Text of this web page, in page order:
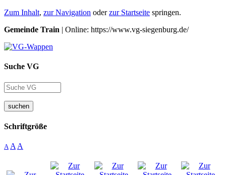
Zum Inhalt, zur Navigation oderzur Startseite springen.
Gemeinde Train | Online: https://www.vg-siegenburg.de/
Suche VG
suchen
Schriftgröße
A A A